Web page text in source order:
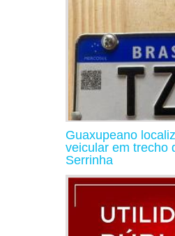
Guaxupeano
veicular em trecho
Serrinha